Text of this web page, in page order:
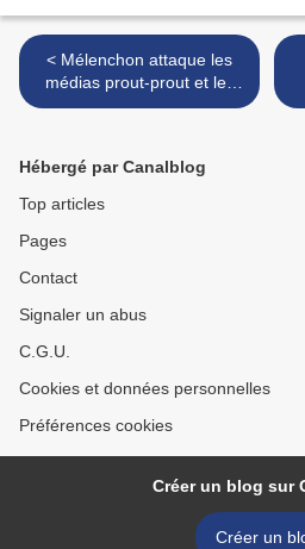
< Mélenchon attaque les
médias prout-prout et les
journalistes curés
Hébergé par Canalblog
Top articles
Pages
Contact
Signaler un abus
C.G.U.
Cookies et données personnelles
Préférences cookies
Créer un blog sur
Créer un